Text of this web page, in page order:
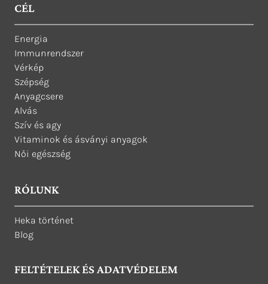
CÉL
Energia
Immunrendszer
Vérkép
Szépség
Anyagcsere
Alvás
Szív és agy
Vitaminok és ásványi anyagok
Női egészség
RÓLUNK
Heka történet
Blog
FELTÉTELEK ÉS ADATVÉDELEM